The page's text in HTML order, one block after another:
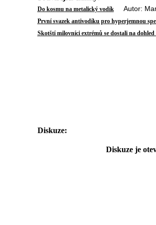
Do kosmu na metalický vodík Autor:
První svazek antivodíku pro hyperjemnou
Skotští milovníci extrémů se dostali na
Diskuze:
Diskuze je